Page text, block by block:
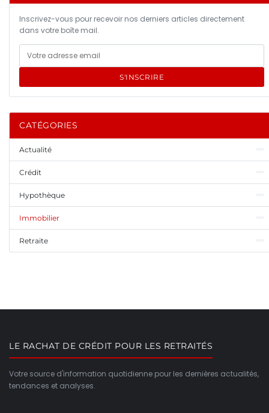
Inscrivez-vous pour recevoir nos derniers articles directement
dans votre boîte mail.
S'INSCRIRE
CATÉGORIES
Actualité
Crédit
Hypothèque
Immobilier
Retraite
LE RACHAT DE CRÉDIT POUR LES RETRAITÉS
Votre source d'information quotidienne pour les dernières actualités,
tendances et analyses.